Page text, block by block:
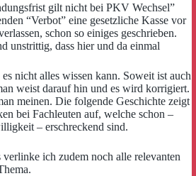
gilt nicht bei PKV Wechsel”
“Verbot” eine gesetzliche Kasse vor
schon so einiges geschrieben.
unstrittig, dass hier und da einmal
nicht alles wissen kann. Soweit ist auch
weist darauf hin und es wird korrigiert.
meinen. Die folgende Geschichte zeigt
bei Fachleuten auf, welche schon –
– erschreckend sind.
ich zudem noch alle relevanten